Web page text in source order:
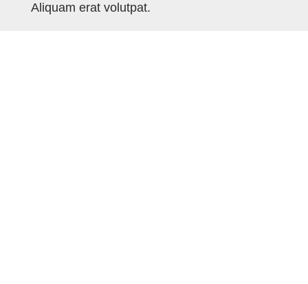
Aliquam erat volutpat.